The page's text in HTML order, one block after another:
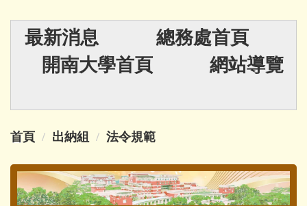
最新消息
總務處首頁
開南大學首頁
網站導覽
首頁 出納組 法令規範